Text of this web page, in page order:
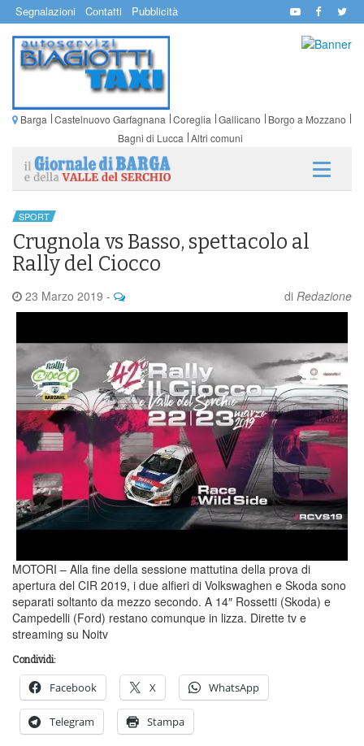
Segnalazioni Contatti Pubblicità
Barga Castelnuovo Garfagnana Coreglia Gallicano
Borgo a Mozzano
Bagni di Lucca Altri comuni
SPORT
Crugnola vs Basso, spettacolo al
Rally del Ciocco
23 Marzo 2019 - di Redazione
MOTORI – Alla fine della sessione mattutina della prova di
apertura del CIR 2019, i due alfieri di Volkswaghen e Skoda sono
separati soltanto da mezzo secondo. A 14″ Rossetti (Skoda) e
Campedelli (Ford) restano comunque in lizza. Dirette tv e
streaming su Noitv
Condividi:
Facebook X WhatsApp
Telegram Stampa